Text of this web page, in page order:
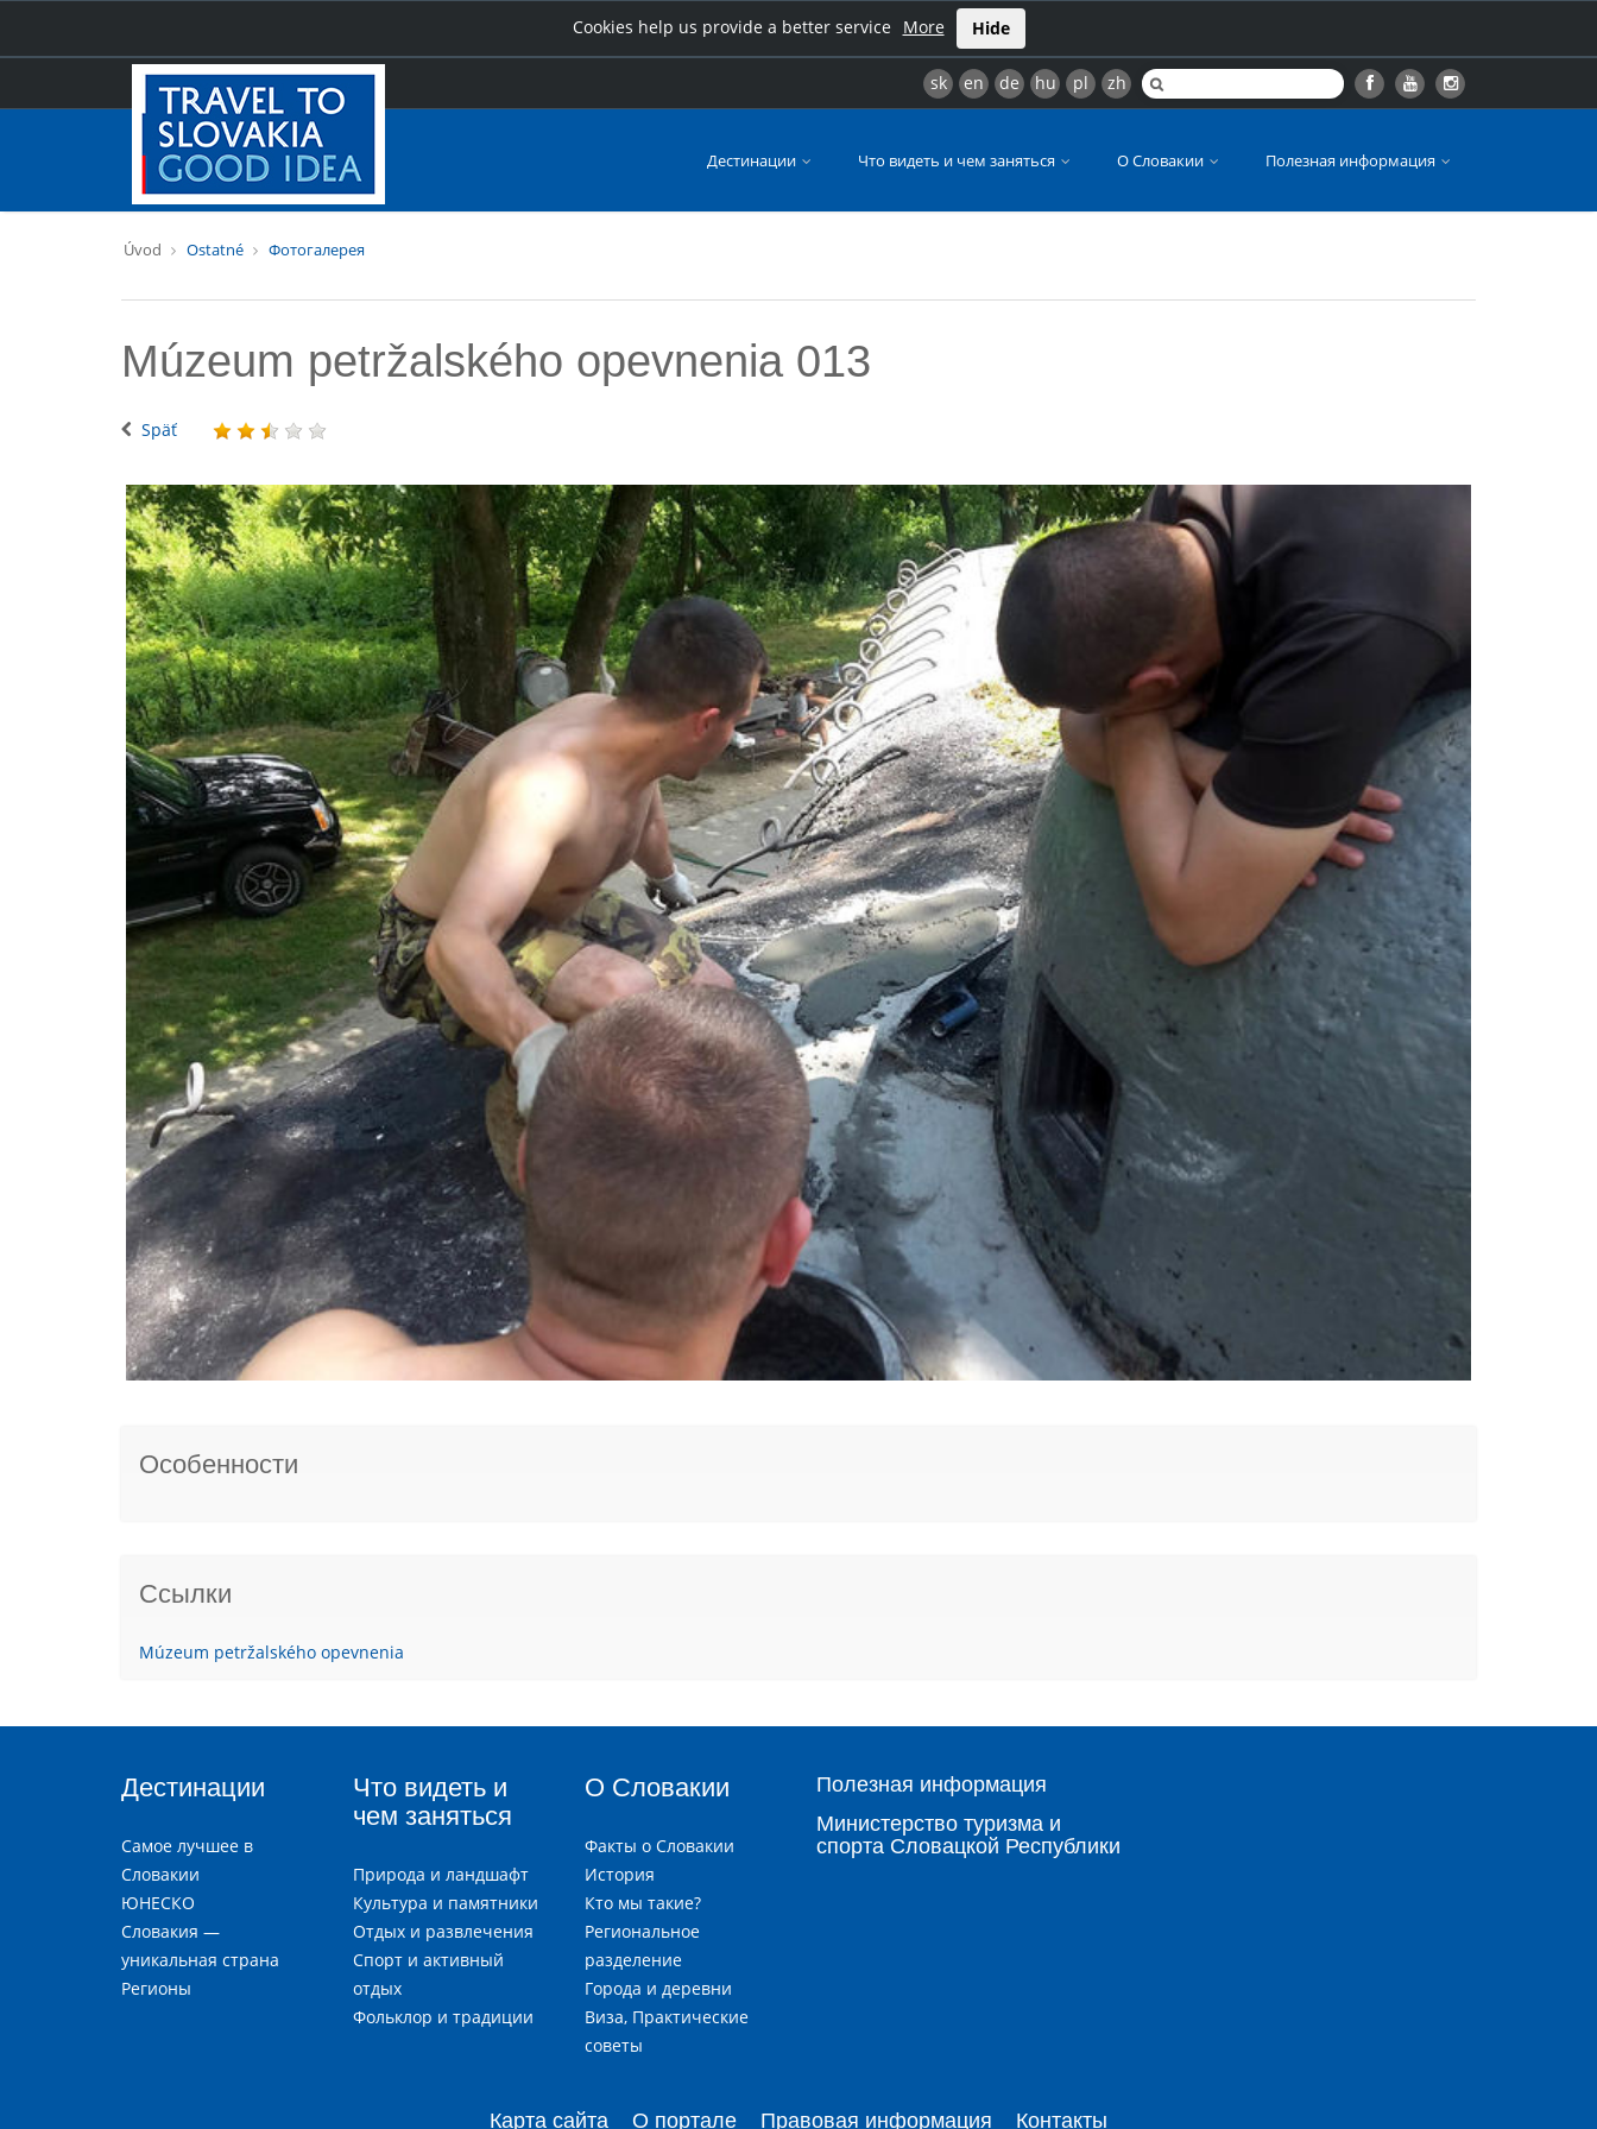
Cookies help us provide a better service More Hide
sk en de hu pl zh
Дестинации Что видеть и чем заняться О Словакии Полезная информация
Úvod Ostatné Фотогалерея
Múzeum petržalského opevnenia 013
Späť
Особенности
Ссылки
Múzeum petržalského opevnenia
Дестинации
Самое лучшее в
Словакии
ЮНЕСКО
Словакия —
уникальная страна
Регионы
Что видеть и
чем заняться
Природа и ландшафт
Культура и памятники
Отдых и развлечения
Спорт и активный
отдых
Фольклор и традиции
О Словакии
Факты о Словакии
История
Кто мы такие?
Региональное
разделение
Города и деревни
Виза, Практические
советы
Полезная информация
Министерство туризма и
спорта Словацкой Республики
Карта сайта О портале Правовая информация Контакты